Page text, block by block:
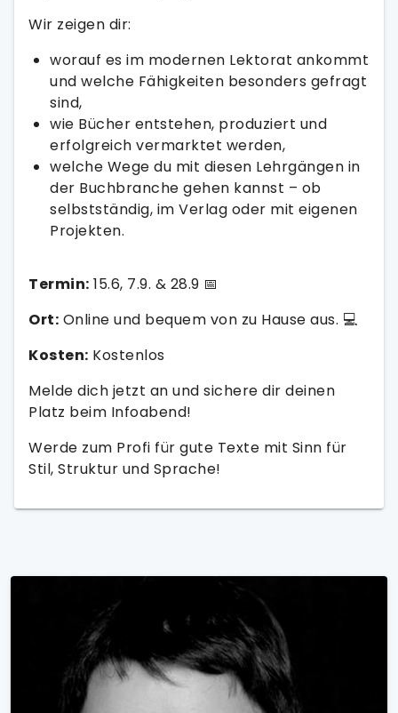
Wir zeigen dir:
worauf es im modernen Lektorat ankommt
und welche Fähigkeiten besonders gefragt
sind,
wie Bücher entstehen, produziert und
erfolgreich vermarktet werden,
welche Wege du mit diesen Lehrgängen in
der Buchbranche gehen kannst – ob
selbstständig, im Verlag oder mit eigenen
Projekten.
Termin: 15.6, 7.9. & 28.9 📅
Ort: Online und bequem von zu Hause aus. 💻
Kosten: Kostenlos
Melde dich jetzt an und sichere dir deinen
Platz beim Infoabend!
Werde zum Profi für gute Texte mit Sinn für
Stil, Struktur und Sprache!